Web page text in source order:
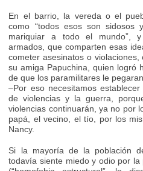
En el barrio, la vereda o el
como “todos esos son sidosos
mariquiar a todo el mundo”,
armados, que comparten esas
cometer asesinatos o
su amiga Papuchina, quien logró
de que los paramilitares le
–Por eso necesitamos
de violencias y la guerra,
violencias continuarán, ya no por
papá, el vecino, el tío, por los
Nancy.
Si la mayoría de la población
todavía siente miedo y odio por